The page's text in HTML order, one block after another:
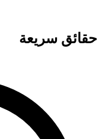
حقائق سريعة